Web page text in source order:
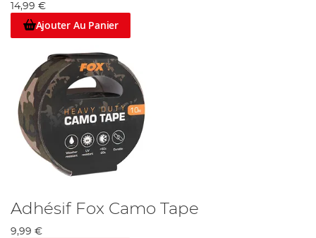
14,99 €
Ajouter Au Panier
Adhésif Fox Camo Tape
9,99 €